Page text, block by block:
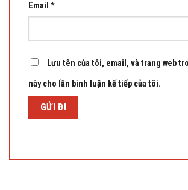
Email *
Lưu tên của tôi, email, và trang web
này cho lần bình luận kế tiếp của tôi.